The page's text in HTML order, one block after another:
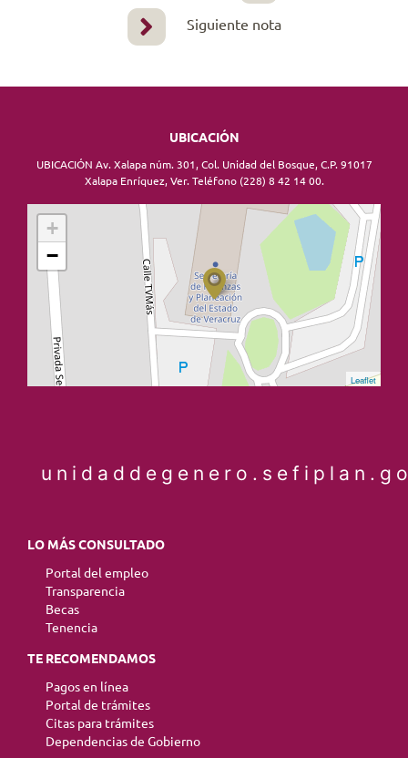
Siguiente nota
UBICACIÓN
UBICACIÓN Av. Xalapa núm. 301, Col. Unidad del Bosque, C.P. 91017
Xalapa Enríquez, Ver. Teléfono (228) 8 42 14 00.
+
−
Leaflet
LO MÁS CONSULTADO
Portal del empleo
Transparencia
Becas
Tenencia
TE RECOMENDAMOS
Pagos en línea
Portal de trámites
Citas para trámites
Dependencias de Gobierno